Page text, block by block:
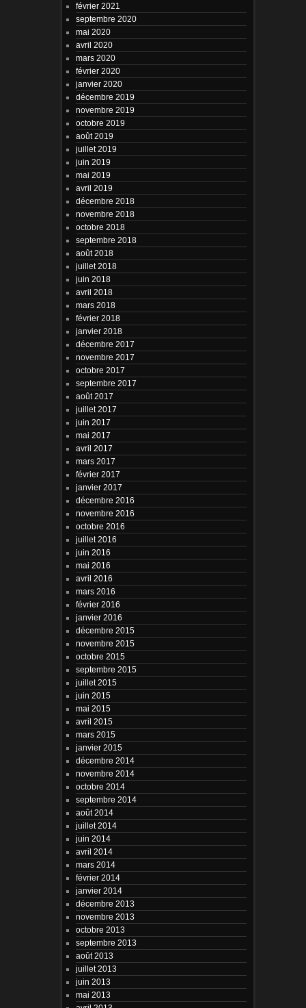
février 2021
septembre 2020
mai 2020
avril 2020
mars 2020
février 2020
janvier 2020
décembre 2019
novembre 2019
octobre 2019
août 2019
juillet 2019
juin 2019
mai 2019
avril 2019
décembre 2018
novembre 2018
octobre 2018
septembre 2018
août 2018
juillet 2018
juin 2018
avril 2018
mars 2018
février 2018
janvier 2018
décembre 2017
novembre 2017
octobre 2017
septembre 2017
août 2017
juillet 2017
juin 2017
mai 2017
avril 2017
mars 2017
février 2017
janvier 2017
décembre 2016
novembre 2016
octobre 2016
juillet 2016
juin 2016
mai 2016
avril 2016
mars 2016
février 2016
janvier 2016
décembre 2015
novembre 2015
octobre 2015
septembre 2015
juillet 2015
juin 2015
mai 2015
avril 2015
mars 2015
janvier 2015
décembre 2014
novembre 2014
octobre 2014
septembre 2014
août 2014
juillet 2014
juin 2014
avril 2014
mars 2014
février 2014
janvier 2014
décembre 2013
novembre 2013
octobre 2013
septembre 2013
août 2013
juillet 2013
juin 2013
mai 2013